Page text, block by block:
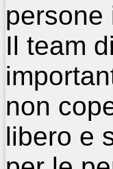
persone
Il team
non
libero e